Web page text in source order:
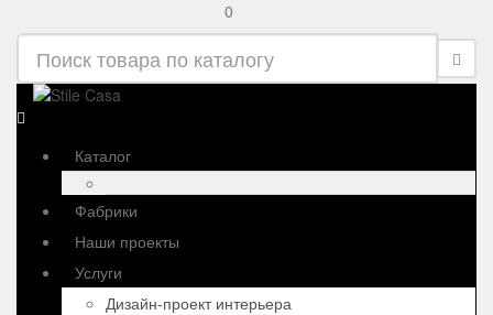
0
Каталог
Фабрики
Наши проекты
Услуги
Дизайн-проект интерьера